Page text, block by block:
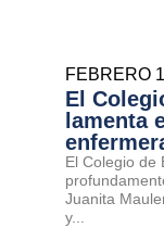
FEBRERO
El
lamenta
El Colegio de
Juanita
y...